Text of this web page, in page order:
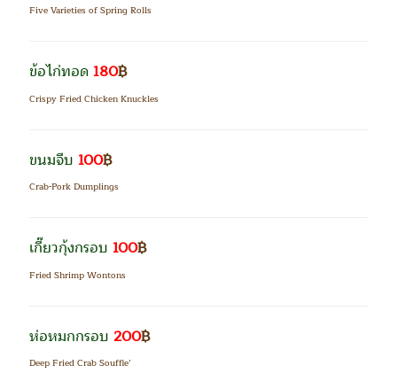
Five Varieties of Spring Rolls
ข้อไก่ทอด 180฿
Crispy Fried Chicken Knuckles
ขนมจีบ 100฿
Crab-Pork Dumplings
เกี๊ยวกุ้งกรอบ 100฿
Fried Shrimp Wontons
ห่อหมกกรอบ 200฿
Deep Fried Crab Souffle’